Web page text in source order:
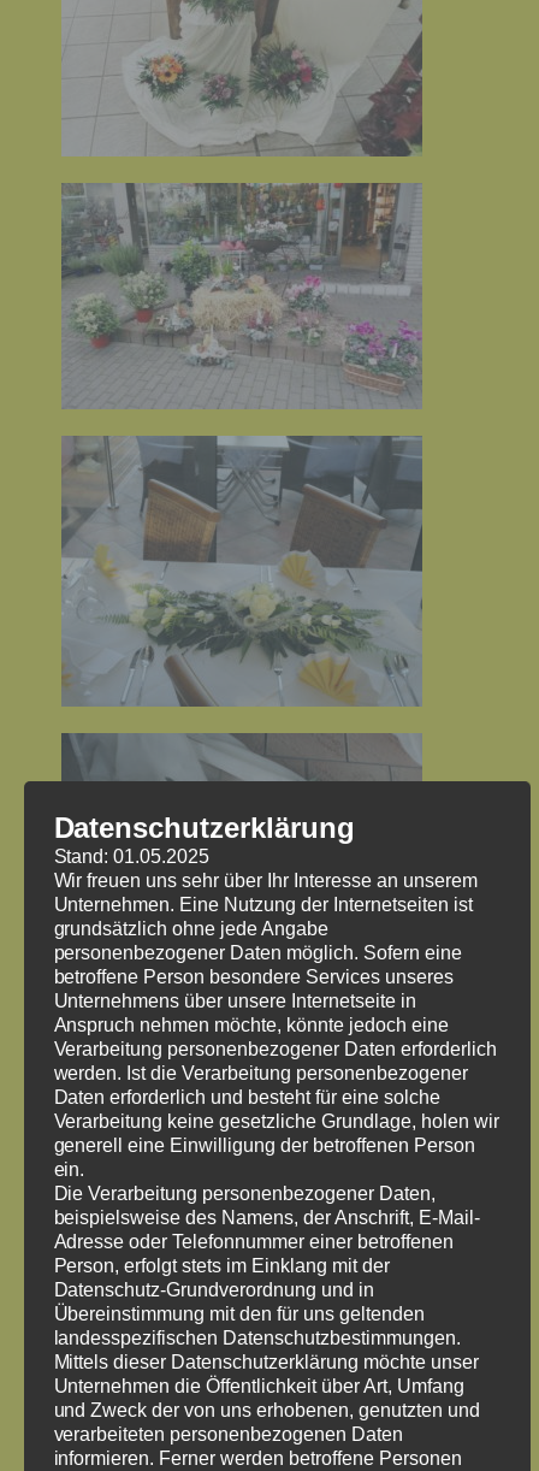
Datenschutzerklärung
Stand: 01.05.2025
Wir freuen uns sehr über Ihr Interesse an unserem
Unternehmen. Eine Nutzung der Internetseiten ist
grundsätzlich ohne jede Angabe
personenbezogener Daten möglich. Sofern eine
betroffene Person besondere Services unseres
Unternehmens über unsere Internetseite in
Anspruch nehmen möchte, könnte jedoch eine
Verarbeitung personenbezogener Daten erforderlich
werden. Ist die Verarbeitung personenbezogener
Daten erforderlich und besteht für eine solche
Verarbeitung keine gesetzliche Grundlage, holen wir
generell eine Einwilligung der betroffenen Person
ein.
Die Verarbeitung personenbezogener Daten,
beispielsweise des Namens, der Anschrift, E-Mail-
Adresse oder Telefonnummer einer betroffenen
Person, erfolgt stets im Einklang mit der
Datenschutz-Grundverordnung und in
Übereinstimmung mit den für uns geltenden
landesspezifischen Datenschutzbestimmungen.
Mittels dieser Datenschutzerklärung möchte unser
Unternehmen die Öffentlichkeit über Art, Umfang
und Zweck der von uns erhobenen, genutzten und
verarbeiteten personenbezogenen Daten
informieren. Ferner werden betroffene Personen